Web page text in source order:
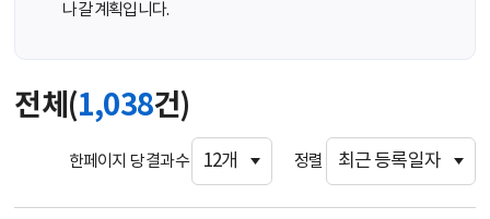
나갈 계획입니다.
전체(1,038건)
한페이지 당 결과수 정렬